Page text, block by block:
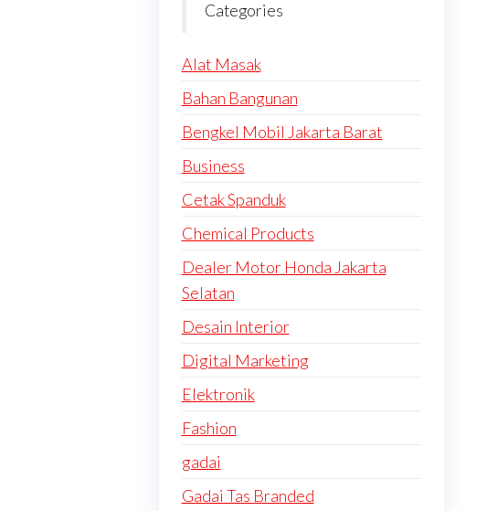
Categories
Alat Masak
Bahan Bangunan
Bengkel Mobil Jakarta Barat
Business
Cetak Spanduk
Chemical Products
Dealer Motor Honda Jakarta
Selatan
Desain Interior
Digital Marketing
Elektronik
Fashion
gadai
Gadai Tas Branded